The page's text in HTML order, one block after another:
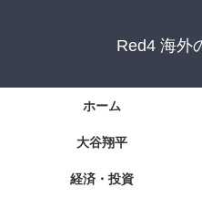
Red4 海外
ホーム
大谷翔平
経済・投資